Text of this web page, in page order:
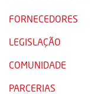
FORNECEDORES
LEGISLAÇÃO
COMUNIDADE
PARCERIAS